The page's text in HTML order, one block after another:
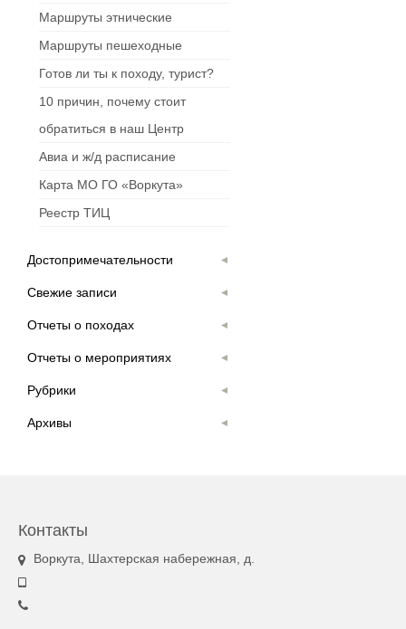
Маршруты этнические
Маршруты пешеходные
Готов ли ты к походу, турист?
10 причин, почему стоит
обратиться в наш Центр
Авиа и ж/д расписание
Карта МО ГО «Воркута»
Реестр ТИЦ
Достопримечательности
Свежие записи
Отчеты о походах
Отчеты о мероприятиях
Рубрики
Архивы
Контакты
Воркута, Шахтерская набережная, д.